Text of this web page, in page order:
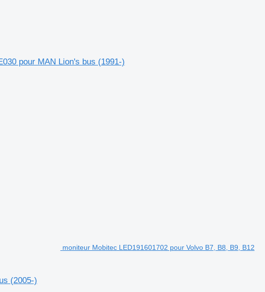
pour MAN Lion's bus (1991-)
moniteur Mobitec LED191601702 pour Volvo B7, B8, B9, B12
(2005-)